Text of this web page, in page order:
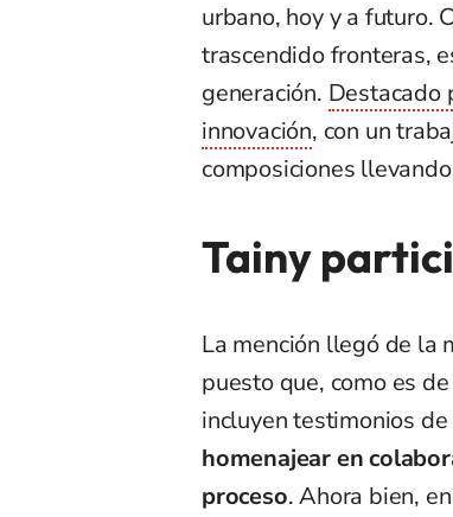
urbano, hoy y a futuro.
trascendido fronteras,
generación. Destacado
innovación, con un
composiciones
Tainy
La mención llegó de la
puesto que, como es
incluyen testimonios
homenajear en
proceso. Ahora bien,